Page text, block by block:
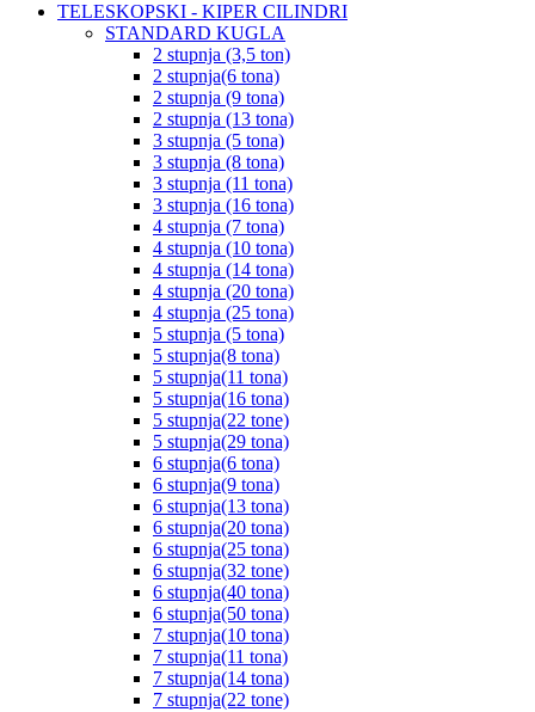
TELESKOPSKI - KIPER CILINDRI
STANDARD KUGLA
2 stupnja (3,5 ton)
2 stupnja(6 tona)
2 stupnja (9 tona)
2 stupnja (13 tona)
3 stupnja (5 tona)
3 stupnja (8 tona)
3 stupnja (11 tona)
3 stupnja (16 tona)
4 stupnja (7 tona)
4 stupnja (10 tona)
4 stupnja (14 tona)
4 stupnja (20 tona)
4 stupnja (25 tona)
5 stupnja (5 tona)
5 stupnja(8 tona)
5 stupnja(11 tona)
5 stupnja(16 tona)
5 stupnja(22 tone)
5 stupnja(29 tona)
6 stupnja(6 tona)
6 stupnja(9 tona)
6 stupnja(13 tona)
6 stupnja(20 tona)
6 stupnja(25 tona)
6 stupnja(32 tone)
6 stupnja(40 tona)
6 stupnja(50 tona)
7 stupnja(10 tona)
7 stupnja(11 tona)
7 stupnja(14 tona)
7 stupnja(22 tone)